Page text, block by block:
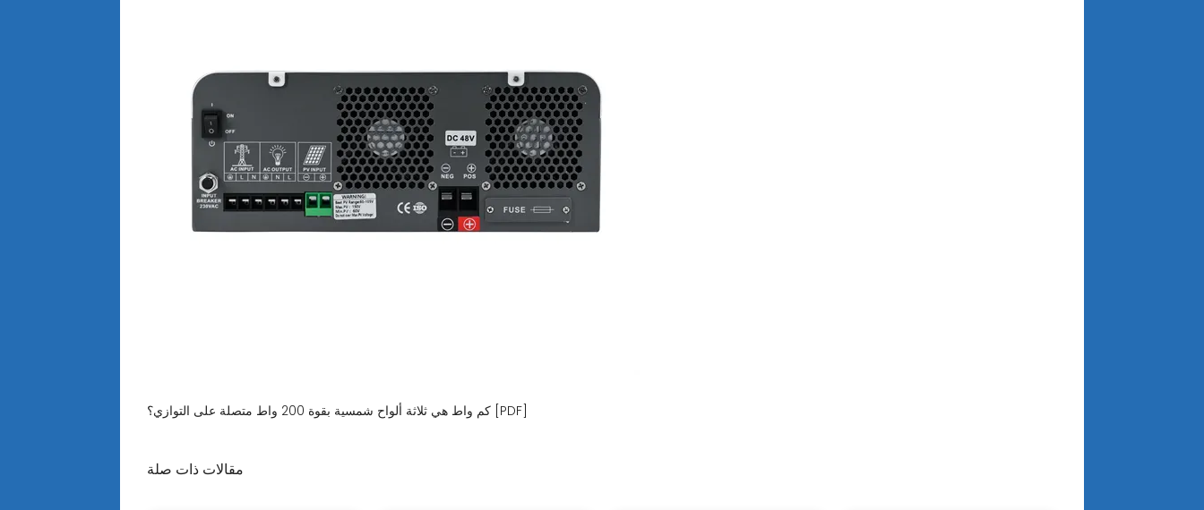
كم واط هي ثلاثة ألواح شمسية بقوة 200 واط متصلة على التوازي؟ [PDF]
مقالات ذات صلة